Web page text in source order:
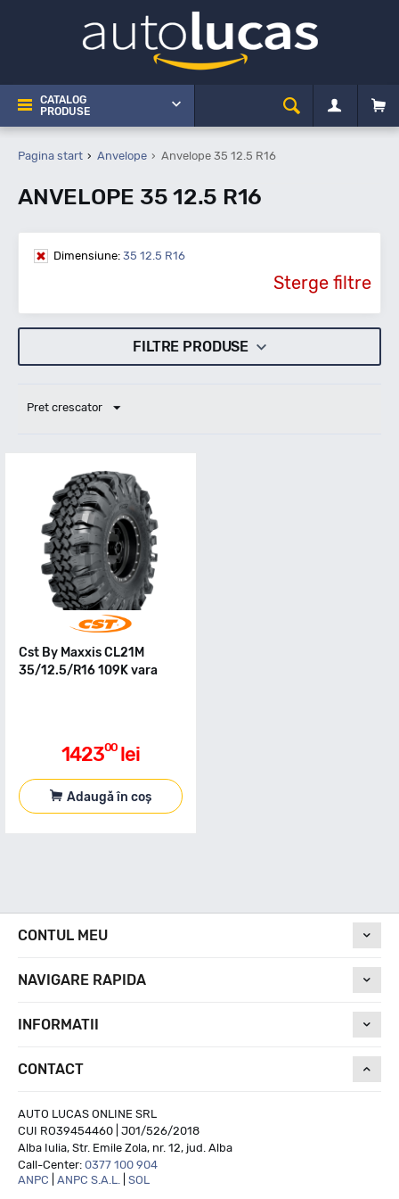
CATALOG
PRODUSE
Pagina start Anvelope Anvelope 35 12.5 R16
ANVELOPE 35 12.5 R16
Dimensiune: 35 12.5 R16
Sterge filtre
FILTRE PRODUSE
Pret crescator
Cst By Maxxis CL21M
35/12.5/R16 109K vara
142300 lei
Adaugă în coș
CONTUL MEU
NAVIGARE RAPIDA
INFORMATII
CONTACT
AUTO LUCAS ONLINE SRL
CUI RO39454460 | J01/526/2018
Alba Iulia, Str. Emile Zola, nr. 12, jud. Alba
Call-Center: 0377 100 904
ANPC
ANPC S.A.L. SOL